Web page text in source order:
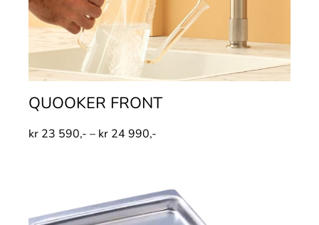
QUOOKER FRONT
kr 23 590,- – kr 24 990,-